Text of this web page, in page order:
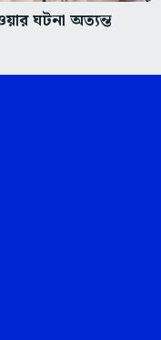
ঘটনা অত্যন্ত